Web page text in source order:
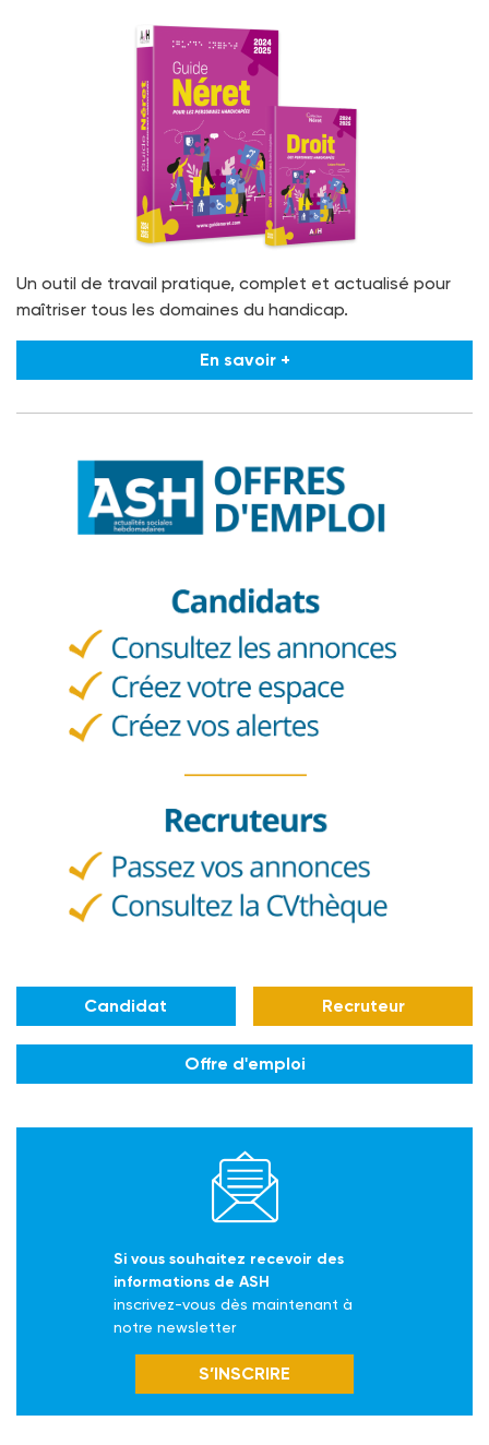
Un outil de travail pratique, complet et actualisé pour
maîtriser tous les domaines du handicap.
En savoir +
Candidat Recruteur
Offre d'emploi
Si vous souhaitez recevoir des
informations de ASH
inscrivez-vous dès maintenant à
notre newsletter
S’INSCRIRE